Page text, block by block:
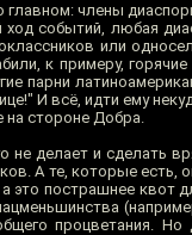
члены
ход событий, любая
или
к примеру,
парни
И всё, идти ему
стороне Добра.
не делает и сделать
А те, которые есть,
это пострашнее квот
процветания.